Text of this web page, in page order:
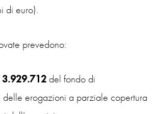
di euro).
prevedono:
del fondo di
erogazioni a parziale copertura